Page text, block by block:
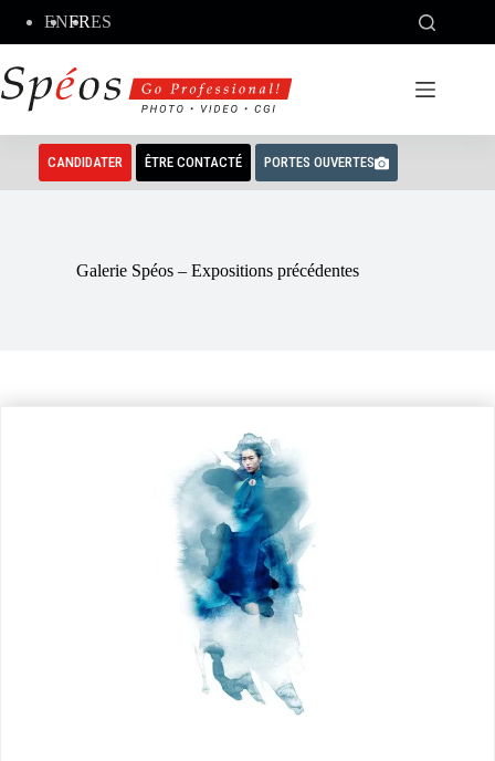
contenu
ENFRES
CANDIDATER ÊTRE CONTACTÉ PORTES OUVERTES
Galerie Spéos – Expositions précédentes